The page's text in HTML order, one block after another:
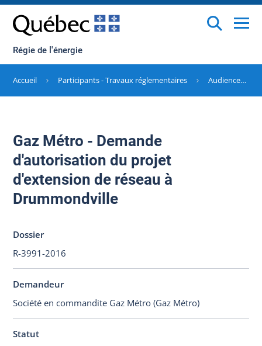
Régie de l'énergie
Accueil Participants - Travaux réglementaires Audiences terminées
Gaz Métro - Demande
d'autorisation du projet
d'extension de réseau à
Drummondville
Dossier
R-3991-2016
Demandeur
Société en commandite Gaz Métro (Gaz Métro)
Statut